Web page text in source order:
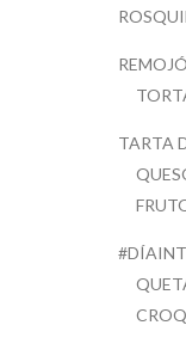
TARTA